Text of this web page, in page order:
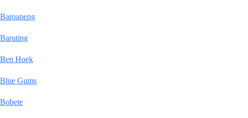
Baroaneng
Baruting
Ben Hoek
Blue Gums
Bobete